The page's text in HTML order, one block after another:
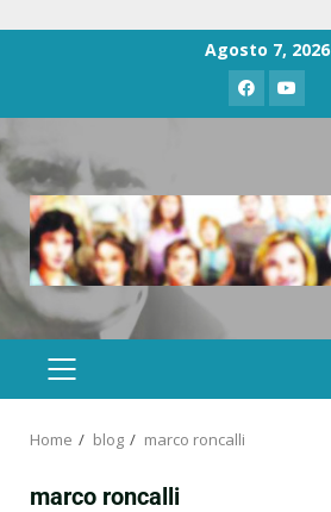
Agosto 7, 2026
Home blog marco roncalli
marco roncalli